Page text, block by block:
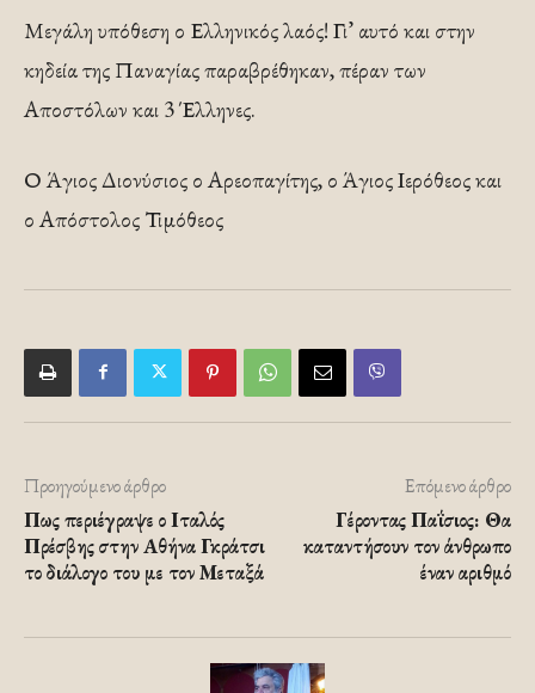
Μεγάλη υπόθεση ο Ελληνικός λαός! Γι’ αυτό και στην
κηδεία της Παναγίας παραβρέθηκαν, πέραν των
Αποστόλων και 3 Έλληνες.
Ο Άγιος Διονύσιος ο Αρεοπαγίτης, ο Άγιος Ιερόθεος και
ο Απόστολος Τιμόθεος
Προηγούμενο άρθρο
Πως περιέγραψε ο Ιταλός
Πρέσβης στην Αθήνα Γκράτσι
το διάλογο του με τον Μεταξά
Επόμενο άρθρο
Γέροντας Παΐσιος: Θα
καταντήσουν τον άνθρωπο
έναν αριθμό